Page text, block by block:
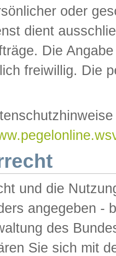
oder
dient
Die
freiwillig. Die
und die
angegeben -
des
Sie sich mit